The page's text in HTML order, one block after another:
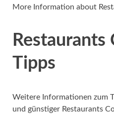
More Information about
Restaurants
Tipps
Weitere Informationen zum
und günstiger Restaurants